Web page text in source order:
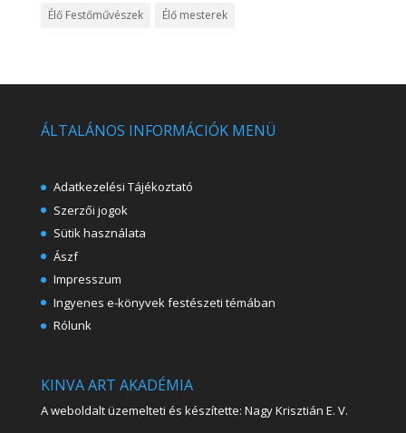
Élő Festőművészek
Élő mesterek
ÁLTALÁNOS INFORMÁCIÓK MENÜ
Adatkezelési Tájékoztató
Szerzői jogok
Sütik használata
Ászf
Impresszum
Ingyenes e-könyvek festészeti témában
Rólunk
KINVA ART AKADÉMIA
A weboldalt üzemelteti és készítette: Nagy Krisztián E. V.